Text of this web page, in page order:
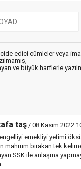
edici cümleler veya
ve büyük harflerle
taş/ 08 Kasım 2022
engelliyi emekliyi yetimi
mahrum bırakan tek
SSK ile anlaşma